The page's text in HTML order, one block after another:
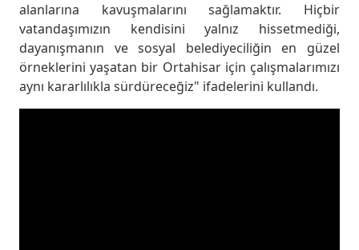
alanlarına kavuşmalarını sağlamaktır. Hiçbir
vatandaşımızın kendisini yalnız hissetmediği,
dayanışmanın ve sosyal belediyeciliğin en güzel
örneklerini yaşatan bir Ortahisar için çalışmalarımızı
aynı kararlılıkla sürdüreceğiz" ifadelerini kullandı.